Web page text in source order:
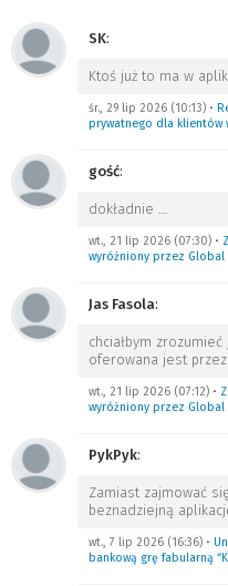
SK:
Ktoś już to ma w
śr., 29 lip 2026 (10:13) •
prywatnego dla klientów
gość:
dokładnie …
wt., 21 lip 2026 (07:30) •
wyróżniony przez Global
Jas Fasola:
chciałbym
oferowana jest
wt., 21 lip 2026 (07:12) •
wyróżniony przez Global
PykPyk:
Zamiast zajmować
beznadziejną
wt., 7 lip 2026 (16:36) •
bankową grę fabularną